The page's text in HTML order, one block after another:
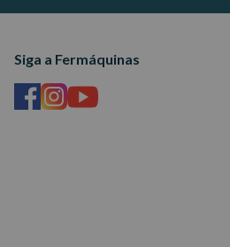
Siga a Fermáquinas